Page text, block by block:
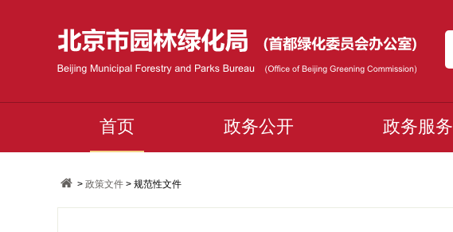
首页 政务公开 政务服务
>政策文件 > 规范性文件